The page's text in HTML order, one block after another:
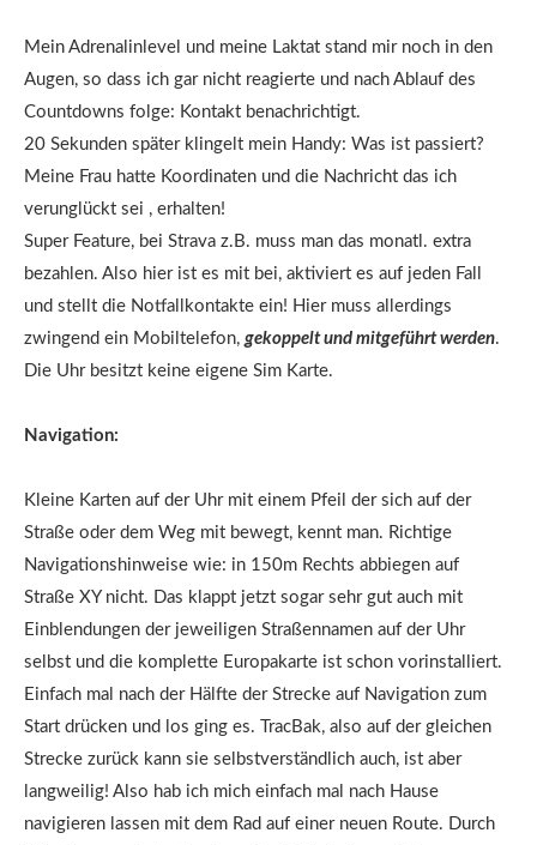
Mein Adrenalinlevel und meine Laktat stand mir noch in den
Augen, so dass ich gar nicht reagierte und nach Ablauf des
Countdowns folge: Kontakt benachrichtigt.
20 Sekunden später klingelt mein Handy: Was ist passiert?
Meine Frau hatte Koordinaten und die Nachricht das ich
verunglückt sei , erhalten!
Super Feature, bei Strava z.B. muss man das monatl. extra
bezahlen. Also hier ist es mit bei, aktiviert es auf jeden Fall
und stellt die Notfallkontakte ein! Hier muss allerdings
zwingend ein Mobiltelefon, gekoppelt und mitgeführt werden.
Die Uhr besitzt keine eigene Sim Karte.
Navigation:
Kleine Karten auf der Uhr mit einem Pfeil der sich auf der
Straße oder dem Weg mit bewegt, kennt man. Richtige
Navigationshinweise wie: in 150m Rechts abbiegen auf
Straße XY nicht. Das klappt jetzt sogar sehr gut auch mit
Einblendungen der jeweiligen Straßennamen auf der Uhr
selbst und die komplette Europakarte ist schon vorinstalliert.
Einfach mal nach der Hälfte der Strecke auf Navigation zum
Start drücken und los ging es. TracBak, also auf der gleichen
Strecke zurück kann sie selbstverständlich auch, ist aber
langweilig! Also hab ich mich einfach mal nach Hause
navigieren lassen mit dem Rad auf einer neuen Route. Durch